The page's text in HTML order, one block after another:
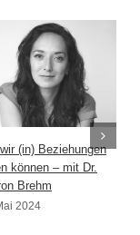
(in) Beziehungen
können – mit Dr.
Brehm
2024